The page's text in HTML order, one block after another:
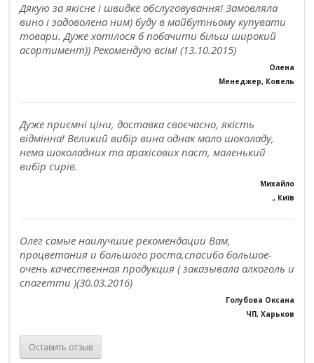
Дякую за якісне і швидке обслуговування! Замовляла
вино і задоволена ним) буду в майбутньому купувати
товари. Дуже хотілося б побачити більш широкий
асортимент)) Рекомендую всім! (13.10.2015)
Олена
Менеджер, Ковель
Дуже приємні ціни, доставка своєчасно, якість
відмінна! Великий вибір вина однак мало шоколаду,
нема шоколадних та арахісових паст, маленький
вибір сирів.
Михайло
., Київ
Олег самые наилучшие рекомендации Вам,
процветания и большого роста,спасибо большое-
очень качественная продукция ( заказывала алкоголь и
спагетти )(30.03.2016)
Голубова Оксана
ЧП, Харьков
Оставить отзыв